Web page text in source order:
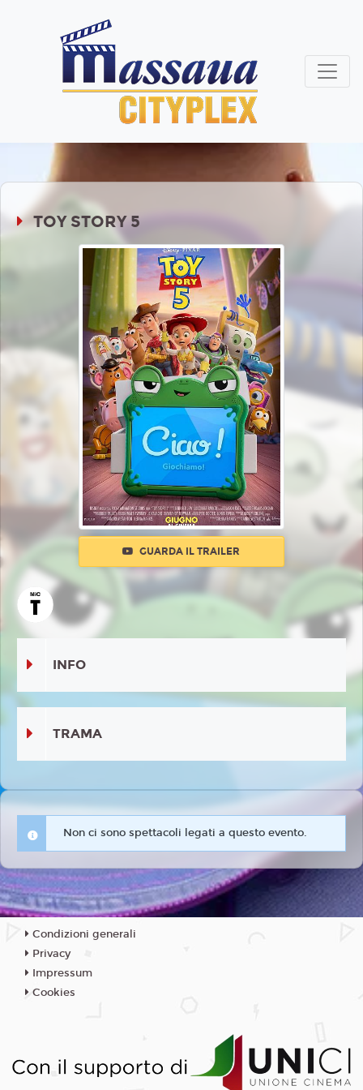
TOY STORY 5
GUARDA IL TRAILER
INFO
TRAMA
Non ci sono spettacoli legati a questo evento.
Condizioni generali
Privacy
Impressum
Cookies